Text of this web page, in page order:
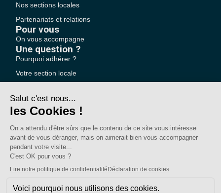
Nos sections locales
Partenariats et relations
Pour vous
On vous accompagne
Une question ?
Pourquoi adhérer ?
Votre section locale
Nous contacter
Votre espace
Adhérer au SE-UNSA